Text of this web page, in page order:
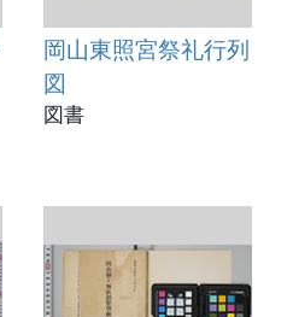
岡山東照宮祭礼行列
図
図書